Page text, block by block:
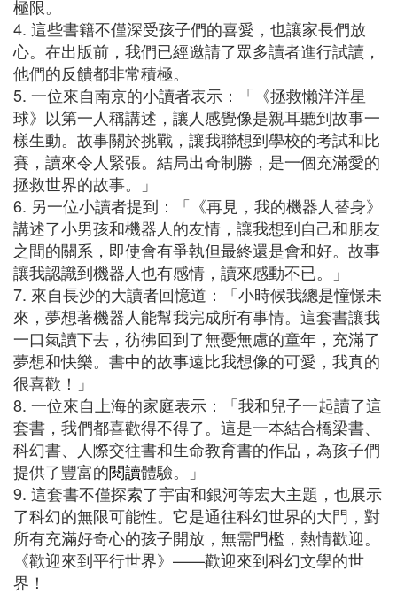
極限。
4. 這些書籍不僅深受孩子們的喜愛，也讓家長們放
心。在出版前，我們已經邀請了眾多讀者進行試讀，
他們的反饋都非常積極。
5. 一位來自南京的小讀者表示：「《拯救懶洋洋星
球》以第一人稱講述，讓人感覺像是親耳聽到故事一
樣生動。故事關於挑戰，讓我聯想到學校的考試和比
賽，讀來令人緊張。結局出奇制勝，是一個充滿愛的
拯救世界的故事。」
6. 另一位小讀者提到：「《再見，我的機器人替身》
講述了小男孩和機器人的友情，讓我想到自己和朋友
之間的關系，即使會有爭執但最終還是會和好。故事
讓我認識到機器人也有感情，讀來感動不已。」
7. 來自長沙的大讀者回憶道：「小時候我總是憧憬未
來，夢想著機器人能幫我完成所有事情。這套書讓我
一口氣讀下去，彷彿回到了無憂無慮的童年，充滿了
夢想和快樂。書中的故事遠比我想像的可愛，我真的
很喜歡！」
8. 一位來自上海的家庭表示：「我和兒子一起讀了這
套書，我們都喜歡得不得了。這是一本結合橋梁書、
科幻書、人際交往書和生命教育書的作品，為孩子們
提供了豐富的閱讀體驗。」
9. 這套書不僅探索了宇宙和銀河等宏大主題，也展示
了科幻的無限可能性。它是通往科幻世界的大門，對
所有充滿好奇心的孩子開放，無需門檻，熱情歡迎。
《歡迎來到平行世界》——歡迎來到科幻文學的世
界！